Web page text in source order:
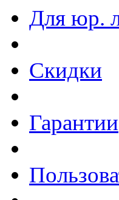
Для юр.
Скидки
Гарантии